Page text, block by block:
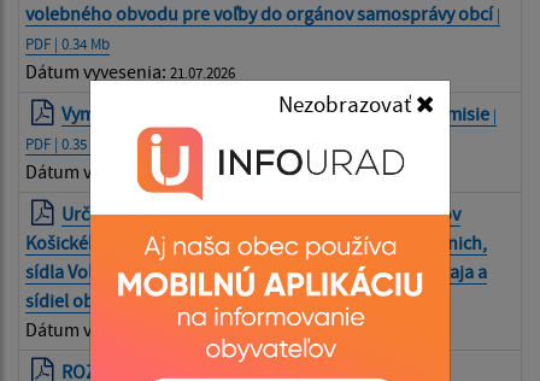
Nezobrazovať
volebného obvodu pre voľby do orgánov samosprávy obcí |
PDF | 0.34 Mb
Dátum vyvesenia: 21.07.2026
Vymenovanie zapisovateľa miestnej volebnej komisie |
PDF | 0.35 Mb
Dátum vyvesenia: 21.07.2026
Určenie volebných obvodov pre voľby do orgánov
Košického samosprávneho kraja, počtu poslancov v nich,
sídla Volebnej komisie Košického samosprávneho kraja a
sídiel obvodných volebných komisií| PDF | 0.15 Mb
Dátum vyvesenia: 20.07.2026
ROZHODNUTIE PREDSEDU NÁRODNEJ RADY